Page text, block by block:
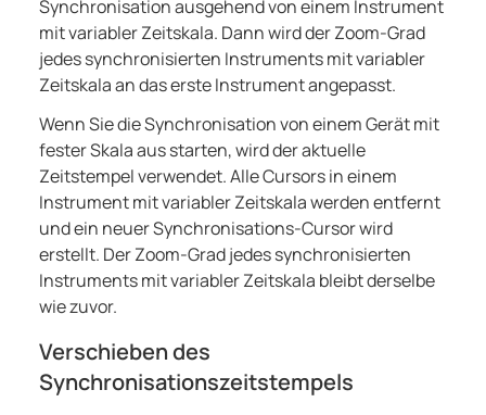
Synchronisation ausgehend von einem Instrument
mit variabler Zeitskala. Dann wird der Zoom-Grad
jedes synchronisierten Instruments mit variabler
Zeitskala an das erste Instrument angepasst.
Wenn Sie die Synchronisation von einem Gerät mit
fester Skala aus starten, wird der aktuelle
Zeitstempel verwendet. Alle Cursors in einem
Instrument mit variabler Zeitskala werden entfernt
und ein neuer Synchronisations-Cursor wird
erstellt. Der Zoom-Grad jedes synchronisierten
Instruments mit variabler Zeitskala bleibt derselbe
wie zuvor.
Verschieben des
Synchronisationszeitstempels